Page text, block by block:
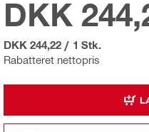
Rabatteret nettopris
DKK
DKK 244,22 / 1 Stk.